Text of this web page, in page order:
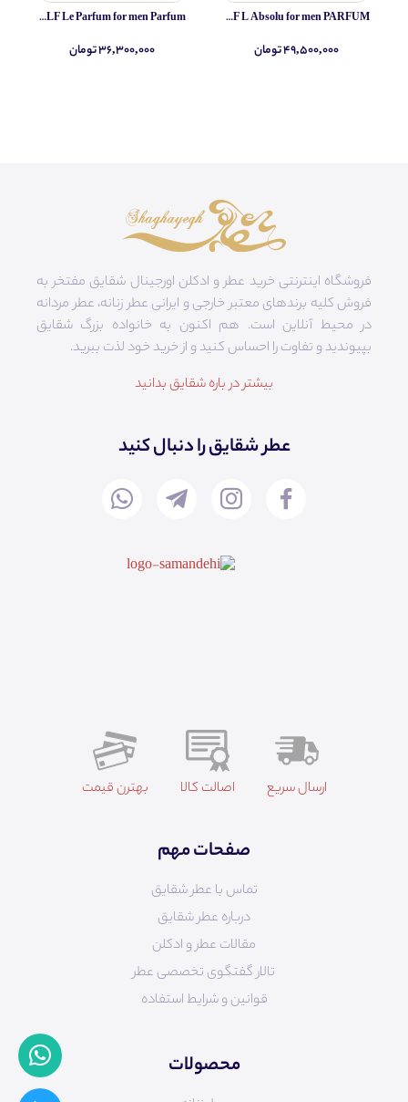
Yves Saint Laurent MYSLF L Absolu for men PARFUM
۴۹,۵۰۰,۰۰۰ تومان
Yves Saint Laurent MYSLF Le Parfum for men Parfum
۳۶,۳۰۰,۰۰۰ تومان
فروشگاه اینترنتی خرید عطر و ادکلن اورجینال شقایق مفتخر به
فروش کلیه برندهای معتبر خارجی و ایرانی عطر زنانه، عطر مردانه
در محیط آنلاین است. هم‌ اکنون به خانواده بزرگ شقایق
بپیوندید و تفاوت را احساس کنید و از خرید خود لذت ببرید.
بیشتر در باره شقایق بدانید
عطر شقایق را دنبال کنید
ارسال سریع اصالت کالا بهترن قیمت
صفحات مهم
تماس با عطر شقایق
درباره عطر شقایق
مقالات عطر و ادکلن
تالار گفتگوی تخصصی عطر
قوانین و شرایط استفاده
محصولات